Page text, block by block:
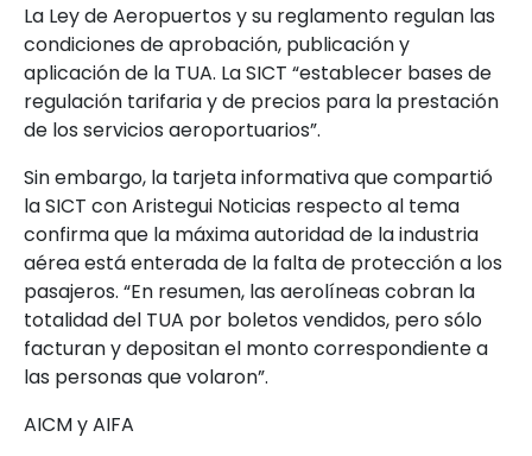
La Ley de Aeropuertos y su reglamento regulan las
condiciones de aprobación, publicación y
aplicación de la TUA. La SICT “establecer bases de
regulación tarifaria y de precios para la prestación
de los servicios aeroportuarios”.
Sin embargo, la tarjeta informativa que compartió
la SICT con Aristegui Noticias respecto al tema
confirma que la máxima autoridad de la industria
aérea está enterada de la falta de protección a los
pasajeros. “En resumen, las aerolíneas cobran la
totalidad del TUA por boletos vendidos, pero sólo
facturan y depositan el monto correspondiente a
las personas que volaron”.
AICM y AIFA